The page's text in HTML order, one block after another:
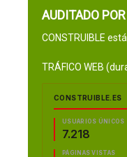
AUDITADO
CONSTRUIBLE
TRÁFICO WEB